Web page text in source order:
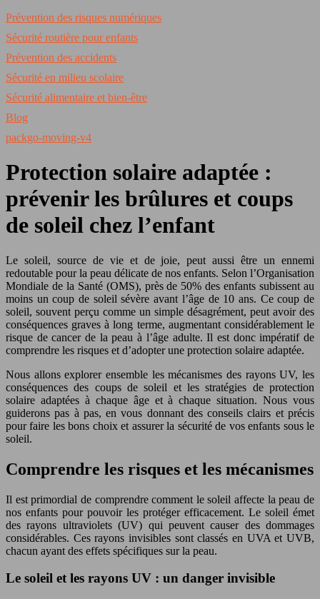
Prévention des risques numériques
Sécurité routière pour enfants
Prévention des accidents
Sécurité en milieu scolaire
Sécurité alimentaire et bien-être
Blog
packgo-moving-v4
Protection solaire adaptée :
prévenir les brûlures et coups
de soleil chez l’enfant
Le soleil, source de vie et de joie, peut aussi être un ennemi
redoutable pour la peau délicate de nos enfants. Selon l’Organisation
Mondiale de la Santé (OMS), près de 50% des enfants subissent au
moins un coup de soleil sévère avant l’âge de 10 ans. Ce coup de
soleil, souvent perçu comme un simple désagrément, peut avoir des
conséquences graves à long terme, augmentant considérablement le
risque de cancer de la peau à l’âge adulte. Il est donc impératif de
comprendre les risques et d’adopter une protection solaire adaptée.
Nous allons explorer ensemble les mécanismes des rayons UV, les
conséquences des coups de soleil et les stratégies de protection
solaire adaptées à chaque âge et à chaque situation. Nous vous
guiderons pas à pas, en vous donnant des conseils clairs et précis
pour faire les bons choix et assurer la sécurité de vos enfants sous le
soleil.
Comprendre les risques et les mécanismes
Il est primordial de comprendre comment le soleil affecte la peau de
nos enfants pour pouvoir les protéger efficacement. Le soleil émet
des rayons ultraviolets (UV) qui peuvent causer des dommages
considérables. Ces rayons invisibles sont classés en UVA et UVB,
chacun ayant des effets spécifiques sur la peau.
Le soleil et les rayons UV : un danger invisible